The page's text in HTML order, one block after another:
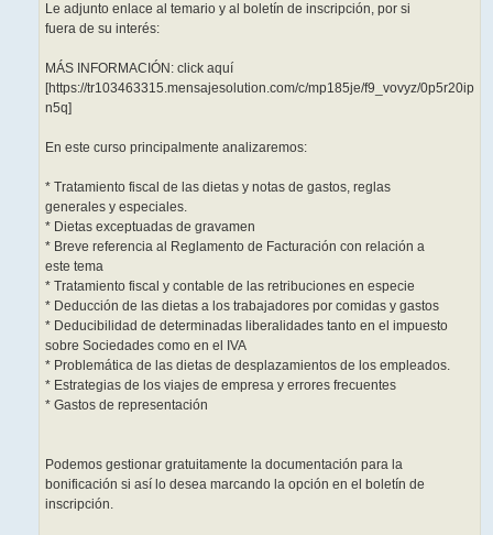
Le adjunto enlace al temario y al boletín de inscripción, por si
fuera de su interés:
MÁS INFORMACIÓN: click aquí
[https://tr103463315.mensajesolution.com/c/mp185je/f9_vovyz/0p5r20ip
n5q]
En este curso principalmente analizaremos:
* Tratamiento fiscal de las dietas y notas de gastos, reglas
generales y especiales.
* Dietas exceptuadas de gravamen
* Breve referencia al Reglamento de Facturación con relación a
este tema
* Tratamiento fiscal y contable de las retribuciones en especie
* Deducción de las dietas a los trabajadores por comidas y gastos
* Deducibilidad de determinadas liberalidades tanto en el impuesto
sobre Sociedades como en el IVA
* Problemática de las dietas de desplazamientos de los empleados.
* Estrategias de los viajes de empresa y errores frecuentes
* Gastos de representación
Podemos gestionar gratuitamente la documentación para la
bonificación si así lo desea marcando la opción en el boletín de
inscripción.